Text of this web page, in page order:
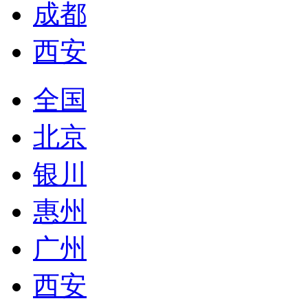
成都
西安
全国
北京
银川
惠州
广州
西安